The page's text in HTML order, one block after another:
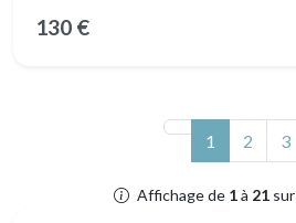
130 €
1 (actuel)
2 3
Affichage de 1à 21sur